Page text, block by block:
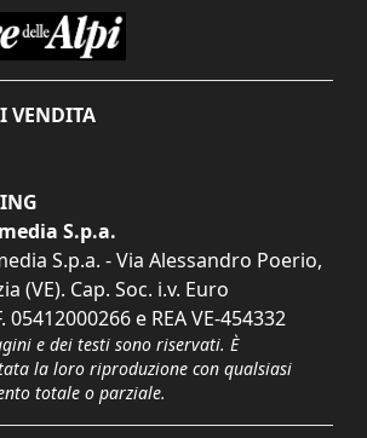
VENDITA
S.p.a.
S.p.a. - Via Alessandro Poerio,
(VE). Cap. Soc. i.v. Euro
05412000266 e REA VE-454332
e dei testi sono riservati. È
la loro riproduzione con qualsiasi
totale o parziale.